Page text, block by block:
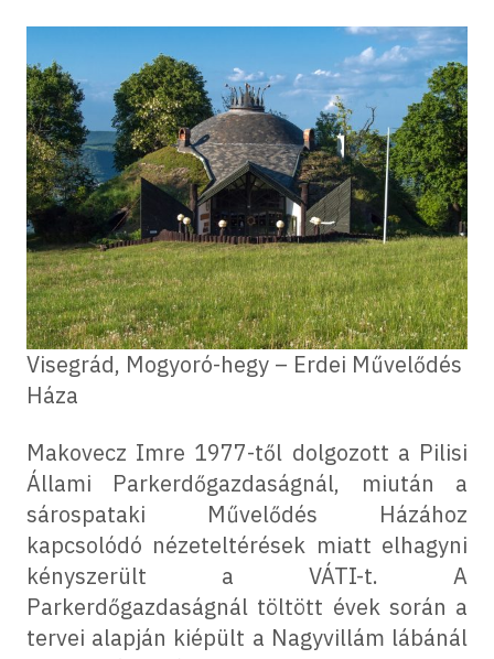
Visegrád, Mogyoró-hegy – Erdei Művelődés
Háza
Makovecz Imre 1977-től dolgozott a Pilisi
Állami Parkerdőgazdaságnál, miután a
sárospataki Művelődés Házához
kapcsolódó nézeteltérések miatt elhagyni
kényszerült a VÁTI-t. A
Parkerdőgazdaságnál töltött évek során a
tervei alapján kiépült a Nagyvillám lábánál